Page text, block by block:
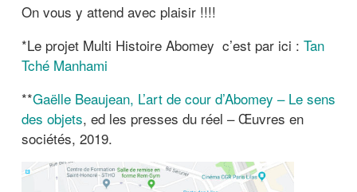
On vous y attend avec plaisir !!!!
*Le projet Multi Histoire Abomey c’est par ici : Tan
Tché Manhami
**Gaëlle Beaujean, L’art de cour d’Abomey – Le sens
des objets, ed les presses du réel – Œuvres en
sociétés, 2019.